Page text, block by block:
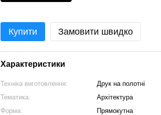
Купити Замовити швидко
Характеристики
Техніка виготовлення:
Друк на полотні
Тематика:
Архітектура
Форма:
Прямокутна